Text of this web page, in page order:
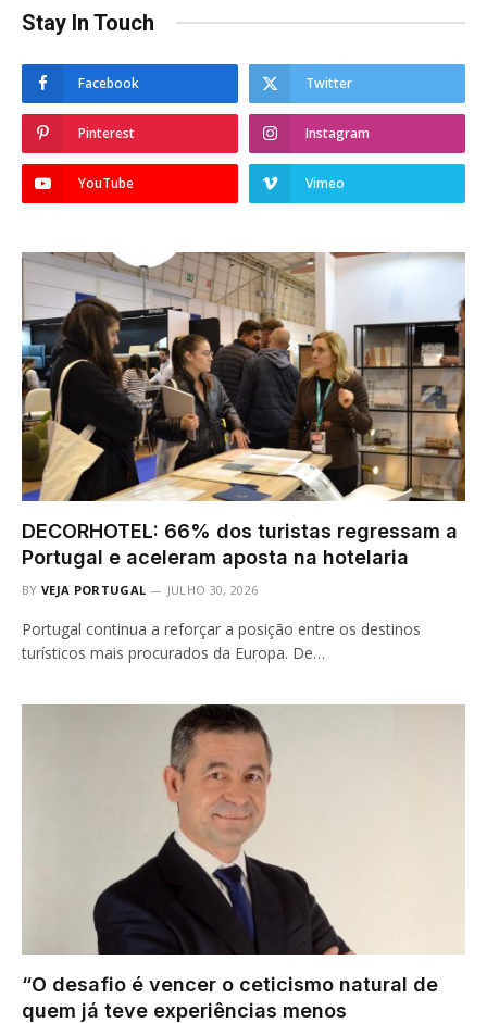
Stay In Touch
Facebook Twitter
Pinterest Instagram
YouTube Vimeo
DECORHOTEL: 66% dos turistas regressam a
Portugal e aceleram aposta na hotelaria
BY VEJA PORTUGAL JULHO 30, 2026
Portugal continua a reforçar a posição entre os destinos
turísticos mais procurados da Europa. De…
“O desafio é vencer o ceticismo natural de
quem já teve experiências menos